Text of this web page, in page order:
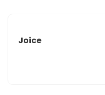
Joice